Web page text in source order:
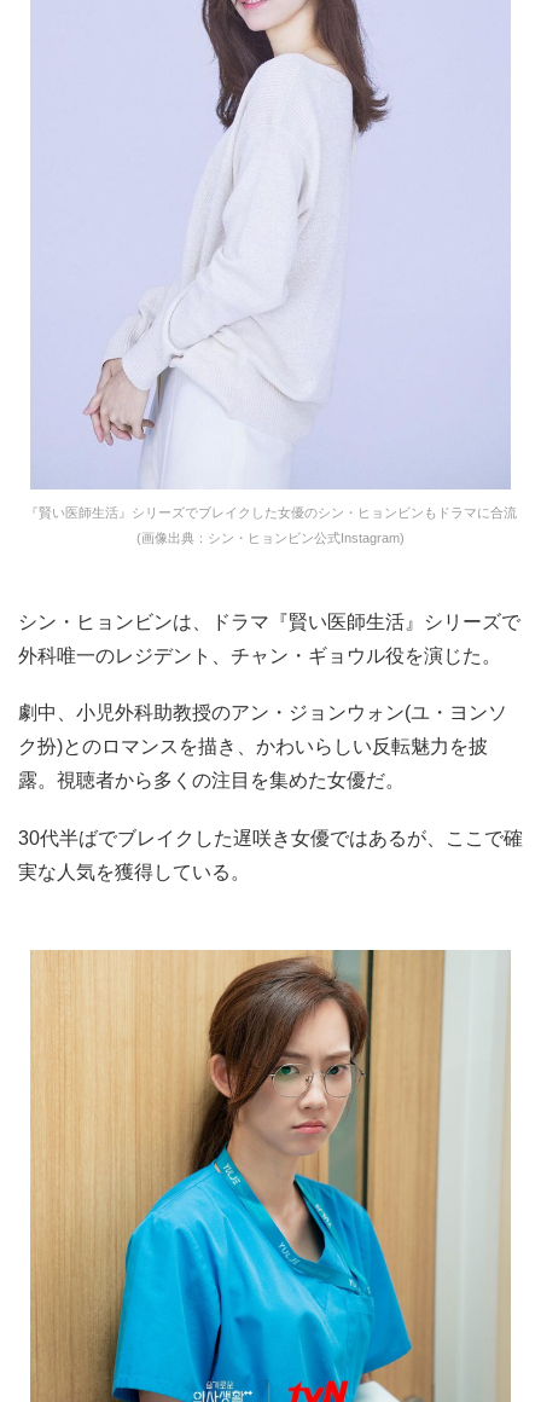
『賢い医師生活』シリーズでブレイクした女優のシン・ヒョンビンもドラマに合流
(画像出典：シン・ヒョンビン公式Instagram)
シン・ヒョンビンは、ドラマ『賢い医師生活』シリーズで
外科唯一のレジデント、チャン・ギョウル役を演じた。
劇中、小児外科助教授のアン・ジョンウォン(ユ・ヨンソ
ク扮)とのロマンスを描き、かわいらしい反転魅力を披
露。視聴者から多くの注目を集めた女優だ。
30代半ばでブレイクした遅咲き女優ではあるが、ここで確
実な人気を獲得している。